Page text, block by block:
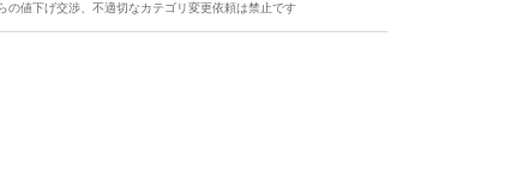
の値下げ交渉、不適切なカテゴリ変更依頼は禁止です